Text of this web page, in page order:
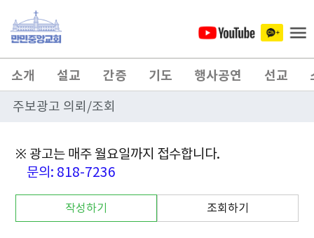
소개 설교 간증 기도 행사공연 선교
주보광고 의뢰/조회
※ 광고는 매주 월요일까지 접수합니다.
문의: 818-7236
작성하기 조회하기